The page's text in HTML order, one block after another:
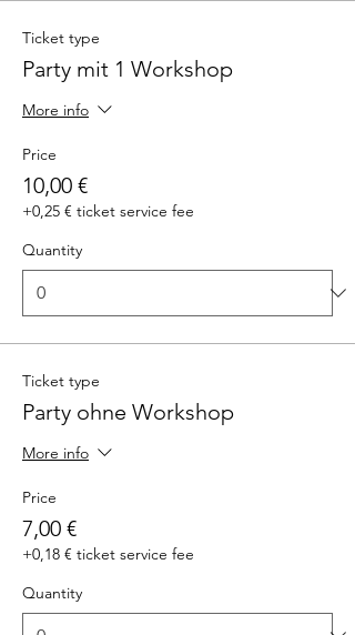
Ticket type
Party mit 1 Workshop
More info
Price
10,00 €
+0,25 € ticket service fee
Quantity
Ticket type
Party ohne Workshop
More info
Price
7,00 €
+0,18 € ticket service fee
Quantity